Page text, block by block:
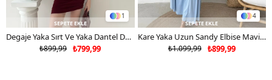
1
SEPETE EKLE
Degaje Yaka Sırt Ve Yaka Dantel Detay Mini Sandy Elbise Bordo 2104
₺799,99
₺899,99
4
SEPETE EKLE
Kare Yaka Uzun Sandy Elbise Mavi 2102
₺899,99
₺1.099,99